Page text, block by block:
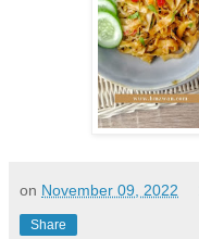
on November 09, 2022
Share